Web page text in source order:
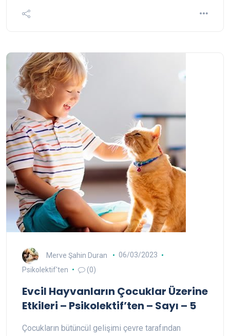
Merve Şahin Duran
06/03/2023
Psikolektif'ten
(0)
Evcil Hayvanların Çocuklar Üzerine
Etkileri – Psikolektif’ten – Sayı – 5
Çocukların bütüncül gelişimi çevre tarafından